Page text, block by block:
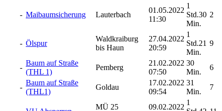
- Maibaumsicherung Lauterbach
01.05.2022
11:30
1
Std.30
Min.
2
- Ölspur
Waldkraiburg
bis Haun
27.04.2022
20:59
1
Std.21
Min.
9
-
Baum auf Straße
(THL 1)
Pemberg
21.02.2022
07:50
30
Min.
6
-
Baum auf Straße
(THL1)
Goldau
17.02.2022
09:54
31
Min.
7
MÜ 25
09.02.2022
1